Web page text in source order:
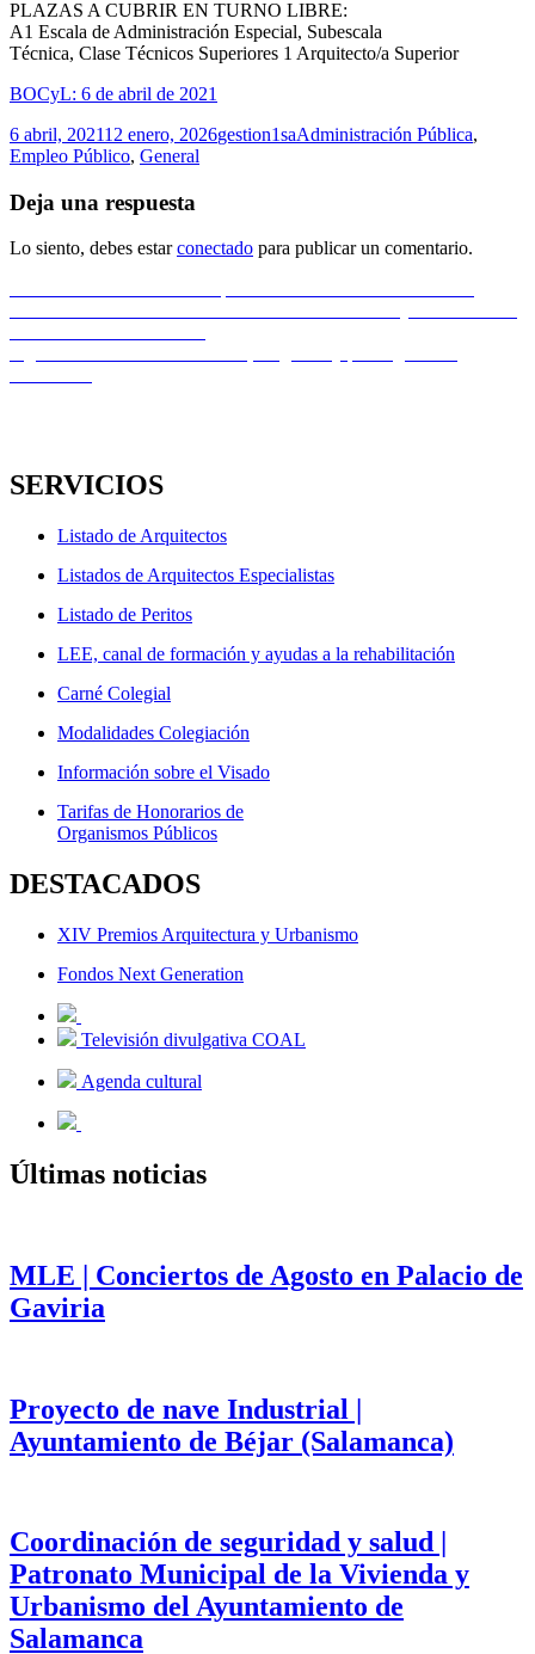
PLAZAS A CUBRIR EN TURNO LIBRE:
A1 Escala de Administración Especial, Subescala
Técnica, Clase Técnicos Superiores 1 Arquitecto/a Superior
BOCyL: 6 de abril de 2021
Publicado
el
6 abril, 202112 enero, 2026Autor
gestion1saCategorías
Administración Pública,
Empleo Público, General
Deja una respuesta
Lo siento, debes estarconectado para publicar un comentario.
Navegación
de
entradas
SERVICIOS
Listado de Arquitectos
Listados de Arquitectos Especialistas
Listado de Peritos
LEE, canal de formación y ayudas a la rehabilitación
Carné Colegial
Modalidades Colegiación
Información sobre el Visado
Tarifas de Honorarios de
Organismos Públicos
DESTACADOS
XIV Premios Arquitectura y Urbanismo
Fondos Next Generation
Televisión divulgativa COAL
Agenda cultural
Últimas noticias
MLE | Conciertos de Agosto en Palacio de
Gaviria
Proyecto de nave Industrial |
Ayuntamiento de Béjar (Salamanca)
Coordinación de seguridad y salud |
Patronato Municipal de la Vivienda y
Urbanismo del Ayuntamiento de
Salamanca